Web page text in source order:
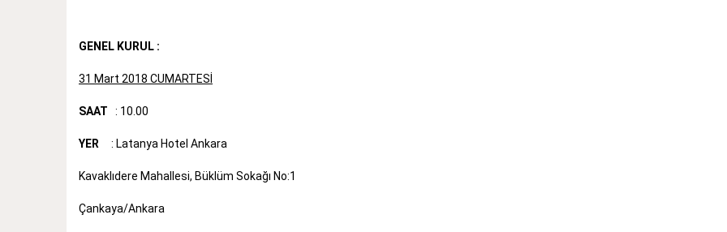
GENEL KURUL :
31 Mart 2018 CUMARTESİ
SAAT : 10.00
YER : Latanya Hotel Ankara
Kavaklıdere Mahallesi, Büklüm Sokağı No:1
Çankaya/Ankara